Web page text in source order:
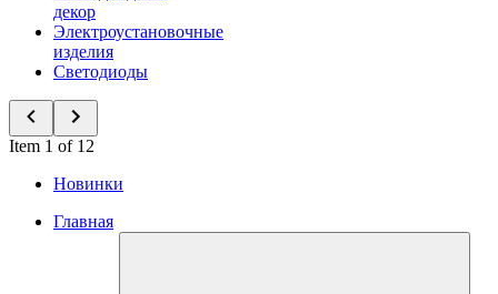
декор
Электроустановочные
изделия
Светодиоды
Item 1 of 12
Новинки
Главная